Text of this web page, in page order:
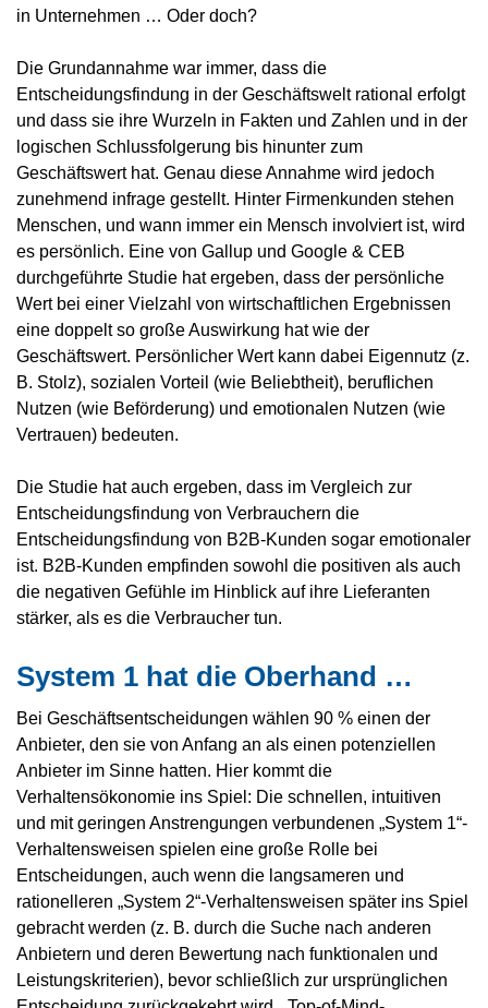
in Unternehmen … Oder doch?
Die Grundannahme war immer, dass die
Entscheidungsfindung in der Geschäftswelt rational erfolgt
und dass sie ihre Wurzeln in Fakten und Zahlen und in der
logischen Schlussfolgerung bis hinunter zum
Geschäftswert hat. Genau diese Annahme wird jedoch
zunehmend infrage gestellt. Hinter Firmenkunden stehen
Menschen, und wann immer ein Mensch involviert ist, wird
es persönlich. Eine von Gallup und Google & CEB
durchgeführte Studie hat ergeben, dass der persönliche
Wert bei einer Vielzahl von wirtschaftlichen Ergebnissen
eine doppelt so große Auswirkung hat wie der
Geschäftswert. Persönlicher Wert kann dabei Eigennutz (z.
B. Stolz), sozialen Vorteil (wie Beliebtheit), beruflichen
Nutzen (wie Beförderung) und emotionalen Nutzen (wie
Vertrauen) bedeuten.
Die Studie hat auch ergeben, dass im Vergleich zur
Entscheidungsfindung von Verbrauchern die
Entscheidungsfindung von B2B-Kunden sogar emotionaler
ist. B2B-Kunden empfinden sowohl die positiven als auch
die negativen Gefühle im Hinblick auf ihre Lieferanten
stärker, als es die Verbraucher tun.
System 1 hat die Oberhand …
Bei Geschäftsentscheidungen wählen 90 % einen der
Anbieter, den sie von Anfang an als einen potenziellen
Anbieter im Sinne hatten. Hier kommt die
Verhaltensökonomie ins Spiel: Die schnellen, intuitiven
und mit geringen Anstrengungen verbundenen „System 1“-
Verhaltensweisen spielen eine große Rolle bei
Entscheidungen, auch wenn die langsameren und
rationelleren „System 2“-Verhaltensweisen später ins Spiel
gebracht werden (z. B. durch die Suche nach anderen
Anbietern und deren Bewertung nach funktionalen und
Leistungskriterien), bevor schließlich zur ursprünglichen